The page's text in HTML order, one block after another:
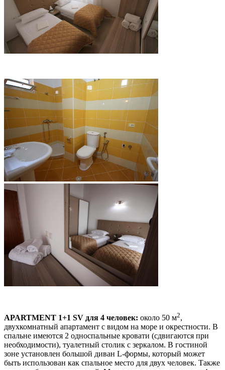
APARTMENT 1+1 SV для 4 человек: около 50 м2,
двухкомнатный апартамент с видом на море и окрестности. В
спальне имеются 2 односпальные кровати (сдвигаются при
необходимости), туалетный столик с зеркалом. В гостиной
зоне установлен большой диван L-формы, который может
быть использован как спальное место для двух человек. Также